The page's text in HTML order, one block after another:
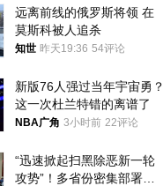
远离前线的俄罗斯将领 在
莫斯科被人追杀
知世 昨天19:36 54评论
新版76人强过当年宇宙勇？
这一次杜兰特错的离谱了
NBA广角 3小时前 22评论
“迅速掀起扫黑除恶新一轮
攻势”！多省份密集部署，